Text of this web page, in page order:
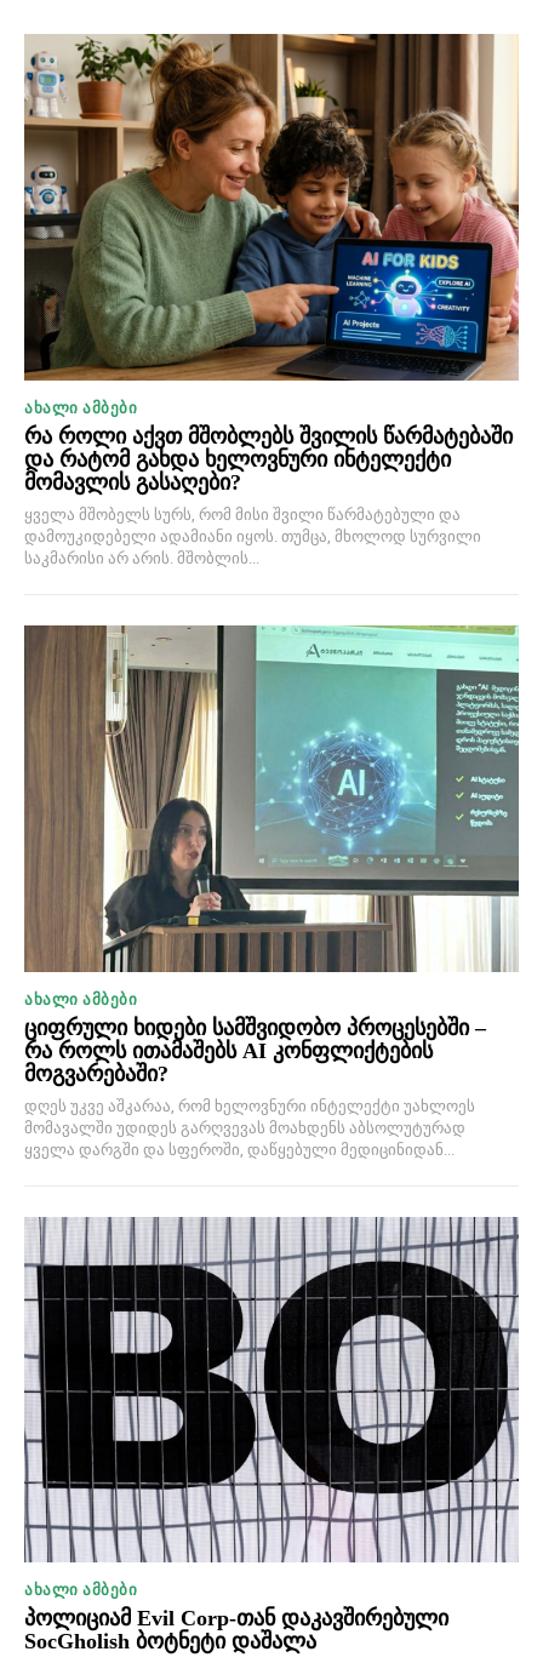
ᲐᲮᲐᲚᲘ ᲐᲛᲑᲔᲑᲘ
რა როლი აქვთ მშობლებს შვილის წარმატებაში
და რატომ გახდა ხელოვნური ინტელექტი
მომავლის გასაღები?
ყველა მშობელს სურს, რომ მისი შვილი წარმატებული და
დამოუკიდებელი ადამიანი იყოს. თუმცა, მხოლოდ სურვილი
საკმარისი არ არის. მშობლის...
ᲐᲮᲐᲚᲘ ᲐᲛᲑᲔᲑᲘ
ციფრული ხიდები სამშვიდობო პროცესებში –
რა როლს ითამაშებს AI კონფლიქტების
მოგვარებაში?
დღეს უკვე აშკარაა, რომ ხელოვნური ინტელექტი უახლოეს
მომავალში უდიდეს გარღვევას მოახდენს აბსოლუტურად
ყველა დარგში და სფეროში, დაწყებული მედიცინიდან...
ᲐᲮᲐᲚᲘ ᲐᲛᲑᲔᲑᲘ
პოლიციამ Evil Corp-თან დაკავშირებული
SocGholish ბოტნეტი დაშალა